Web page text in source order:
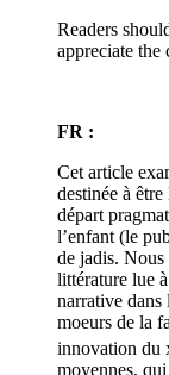
Readers
appreciate the
FR :
Cet article
destinée à
départ
l’enfant (le
de jadis. Nous
littérature lue
narrative dans
moeurs de la
innovation du
moyennes,